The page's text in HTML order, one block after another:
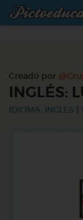
Creado por
INGLÉS:
IDIOMA: INGLÉS